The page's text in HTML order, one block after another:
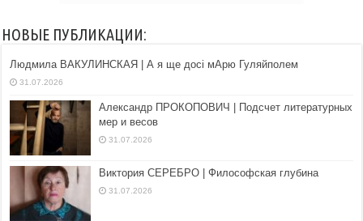
НОВЫЕ ПУБЛИКАЦИИ:
Людмила ВАКУЛИНСКАЯ | А я ще досі мАрю Гуляйполем
31.07.2026
Александр ПРОКОПОВИЧ | Подсчет литературных
мер и весов
31.07.2026
Виктория СЕРЕБРО | Философская глубина
31.07.2026